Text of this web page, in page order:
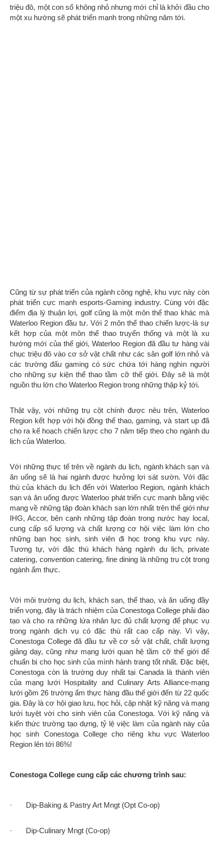
triệu đô, một con số không nhỏ nhưng mới chỉ là khởi đầu cho
một xu hướng sẽ phát triển mạnh trong những năm tới.
IHG, Accor, bên cạnh những tập đoàn trong nước hay local,
cung cấp số lượng và chất lượng cơ hội việc làm lớn cho
những bạn học sinh, sinh viên đi học trong khu vực này.
Tương tự, với đặc thù khách hàng ngành du lịch, private
catering, convention catering, fine dining là những trụ cột trong
ngành ẩm thực.
Với môi trường du lịch, khách sạn, thể thao, và ăn uống đầy
triển vọng, đây là trách nhiệm của Conestoga College phải đào
trong ngành dịch vụ có đặc thù rất cao cấp này. Vì vậy,
Conestoga College đã đầu tư về cơ sở vật chất, chất lượng
giảng dạy, cũng như mạng lưới quan hệ tầm cỡ thế giới để
chuẩn bị cho học sinh của mình hành trang tốt nhất. Đặc biệt,
lưới gồm 26 trường ẩm thực hàng đầu thế giới đến từ 22 quốc
gia. Đây là cơ hội giao lưu, học hỏi, cập nhật kỹ năng và mạng
lưới tuyệt vời cho sinh viên của Conestoga. Với kỹ năng và
kiến thức trường tạo dựng, tỷ lệ việc làm của ngành này của
học sinh Conestoga College cho riêng khu vực Waterloo
Region lên tới 86%!
Conestoga College cung cấp các chương trình sau:
· Dip-Culinary Mngt (Co-op)
· Dip-Food & Beverage Mngt (Hotel & Restaurant
Operations) (Opt Co-op)
· Dip-Tourism-Destinations and Travel Mngt (Opt Co-op)
· PG-Event Mngt
· PG-Global Hospitability Mngt (Opt Co-op)
**New World là đối tác tuyển sinh của Conestoga College, liên